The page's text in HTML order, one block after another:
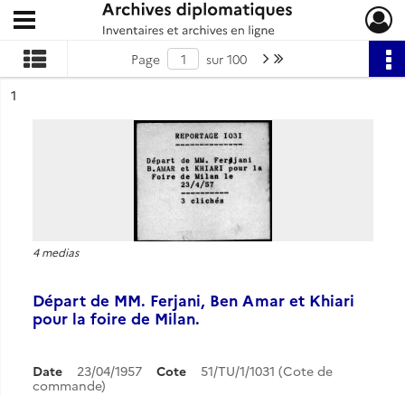
Archives diplomatiques
Ouvrir le menu déroulant
Page sur 100 Page suivante : 1/100
n°
1
4 medias
Départ de MM. Ferjani, Ben Amar et Khiari
pour la foire de Milan.
Date 23/04/1957 Cote
51/TU/1/1031 (Cote de
commande)